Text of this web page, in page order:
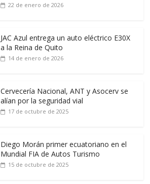
22 de enero de 2026
JAC Azul entrega un auto eléctrico E30X
a la Reina de Quito
14 de enero de 2026
Cervecería Nacional, ANT y Asocerv se
alían por la seguridad vial
17 de octubre de 2025
Diego Morán primer ecuatoriano en el
Mundial FIA de Autos Turismo
15 de octubre de 2025